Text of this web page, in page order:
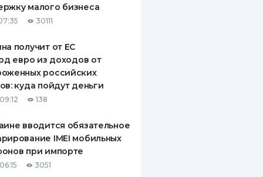
малого бизнеса
30111
получит от ЕС
евро из доходов от
российских
куда пойдут деньги
138
вводится обязательное
IMEI мобильных
при импорте
3051